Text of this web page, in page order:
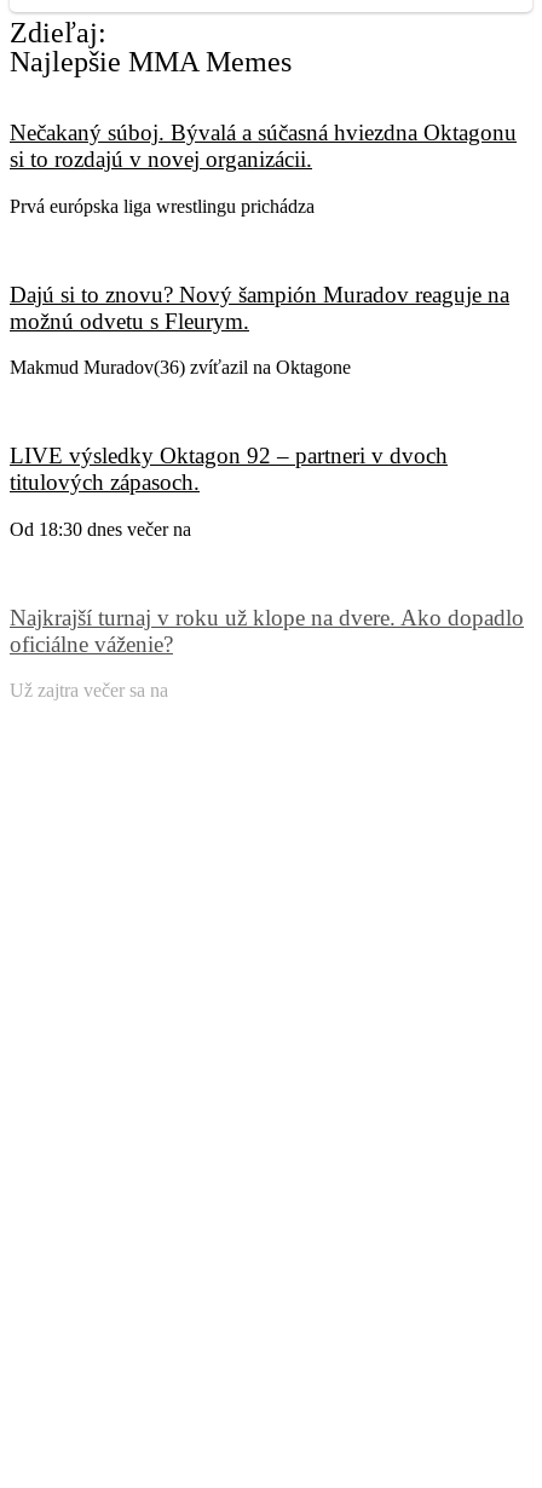
Zdieľaj:
Najlepšie MMA Memes
Nečakaný súboj. Bývalá a súčasná hviezdna Oktagonu
si to rozdajú v novej organizácii.
Prvá európska liga wrestlingu prichádza
Dajú si to znovu? Nový šampión Muradov reaguje na
možnú odvetu s Fleurym.
Makmud Muradov(36) zvíťazil na Oktagone
LIVE výsledky Oktagon 92 – partneri v dvoch
titulových zápasoch.
Od 18:30 dnes večer na
Najkrajší turnaj v roku už klope na dvere. Ako dopadlo
oficiálne váženie?
Už zajtra večer sa na